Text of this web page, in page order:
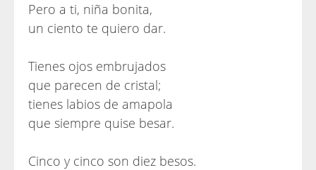
Pero a ti, niña bonita,
un ciento te quiero dar.
Tienes ojos embrujados
que parecen de cristal;
tienes labios de amapola
que siempre quise besar.
Cinco y cinco son diez besos.